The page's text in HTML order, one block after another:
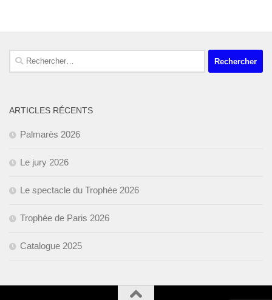
Rechercher :
ARTICLES RÉCENTS
Palmarès 2026
Le jury 2026
Le spectacle du Trophée 2026
Trophée de Paris 2026
Catalogue 2025